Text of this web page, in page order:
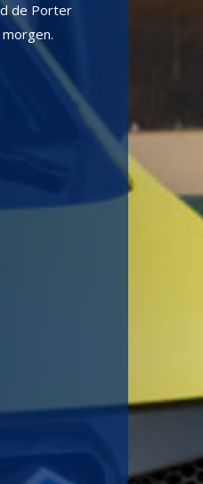
de Porter